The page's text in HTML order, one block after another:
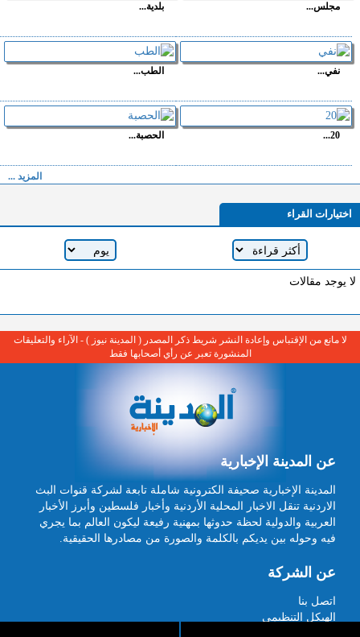
مجلس... بلدية...
نفي... الطب...
20... الحصبة...
المزيد ...
اختيارات القراء
لا يوجد مقالات
لا مانع من الإقتباس وإعادة النشر شريط ذكر المصدر ( المدينة نيوز ) - الآراء والتعليقات
المنشورة تعبر عن رأي أصحابها فقط
عن المدينة الإخبارية
المدينة الإخبارية صحيفة الكترونية شاملة تابعة لشركة قنوات البث
الاردنية تنقل الاخبار المحلية الأردنية وأخبار فلسطين وأبرز الأخبار
العربية والدولية لحظة حدوثها بمهنية رفيعة ليكون العالم بما يجري
فيه وحوله بين يديكم بالكلمة والصورة من مصادرها الحقيقية.
عن الشركة
اتصل بنا
الهيكل التنظيمي